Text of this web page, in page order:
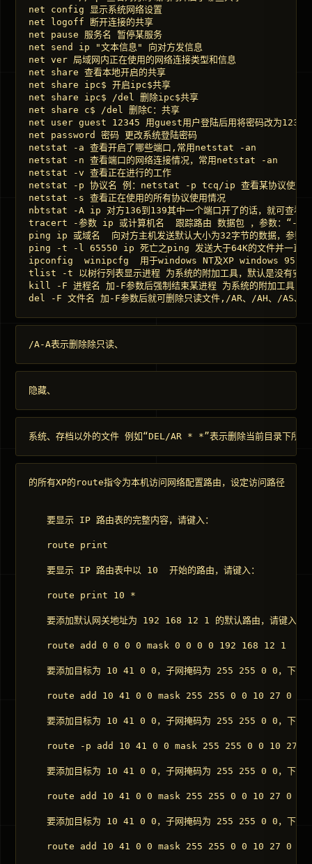
net config 显示系统网络设置
net logoff 断开连接的共享
net pause 服务名 暂停某服务
net send ip "文本信息" 向对方发信息
net ver 局域网内正在使用的网络连接类型和信息
net share 查看本地开启的共享
net share ipc$ 开启ipc$共享
net share ipc$ /del 删除ipc$共享
net share c$ /del 删除C：共享
net user guest 12345 用guest用户登陆后用将密码改为
net password 密码 更改系统登陆密码
netstat -a 查看开启了哪些端口,常用netstat -an
netstat -n 查看端口的网络连接情况，常用netstat -an
netstat -v 查看正在进行的工作
netstat -p 协议名 例：netstat -p tcq/ip 查看某协议使用
netstat -s 查看正在使用的所有协议使用情况
nbtstat -A ip 对方136到139其中一个端口开了的话，就可查看
tracert -参数 ip 或计算机名  跟踪路由 数据包 ，参数：“-w
ping ip 或域名  向对方主机发送默认大小为32字节的数据，参
ping -t -l 65550 ip 死亡之ping 发送大于64K的文件并一直
ipconfig  winipcfg  用于windows NT及XP windows 95 98
tlist -t 以树行列表显示进程 为系统的附加工具，默认是没有
kill -F 进程名 加-F参数后强制结束某进程 为系统的附加工具
del -F 文件名 加-F参数后就可删除只读文件,/AR、/AH、/AS、/
/A-A表示删除除只读、
隐藏、
系统、存档以外的文件 例如“DEL/AR * *”表示删除当前目录下所
的所有XP的route指令为本机访问网络配置路由，设定访问路径
要显示 IP 路由表的完整内容，请键入：
route print
要显示 IP 路由表中以 10  开始的路由，请键入：
route print 10 *
要添加默认网关地址为 192 168 12 1 的默认路由，请键入：
route add 0 0 0 0 mask 0 0 0 0 192 168 12 1
要添加目标为 10 41 0 0，子网掩码为 255 255 0 0，下一
route add 10 41 0 0 mask 255 255 0 0 10 27 0 1
要添加目标为 10 41 0 0，子网掩码为 255 255 0 0，下一
route -p add 10 41 0 0 mask 255 255 0 0 10 27
要添加目标为 10 41 0 0，子网掩码为 255 255 0 0，下一
route add 10 41 0 0 mask 255 255 0 0 10 27 0 1
要添加目标为 10 41 0 0，子网掩码为 255 255 0 0，下一
route add 10 41 0 0 mask 255 255 0 0 10 27 0